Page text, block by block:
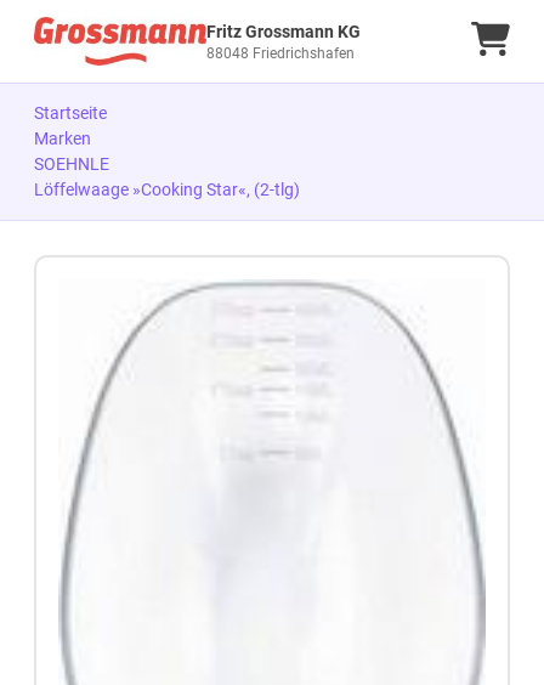
Fritz Grossmann KG
88048 Friedrichshafen
Startseite
Marken
SOEHNLE
Löffelwaage »Cooking Star«, (2-tlg)